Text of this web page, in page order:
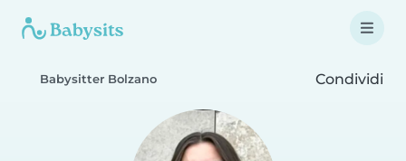
Babysitter Bolzano Condividi